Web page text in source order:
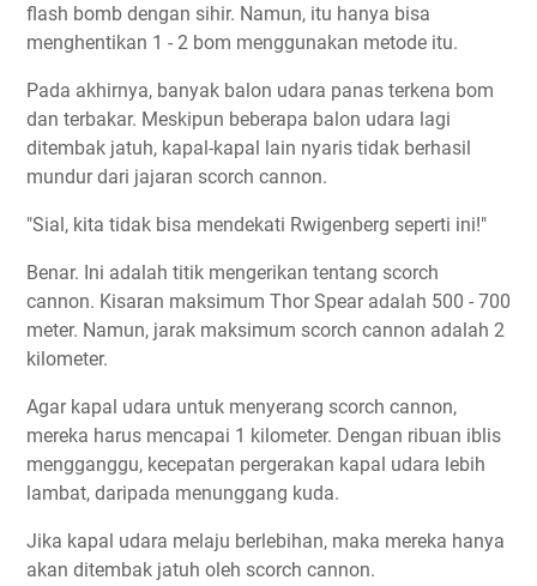
flash bomb dengan sihir. Namun, itu hanya bisa
menghentikan 1 - 2 bom menggunakan metode itu.
Pada akhirnya, banyak balon udara panas terkena bom
dan terbakar. Meskipun beberapa balon udara lagi
ditembak jatuh, kapal-kapal lain nyaris tidak berhasil
mundur dari jajaran scorch cannon.
"Sial, kita tidak bisa mendekati Rwigenberg seperti ini!"
Benar. Ini adalah titik mengerikan tentang scorch
cannon. Kisaran maksimum Thor Spear adalah 500 - 700
meter. Namun, jarak maksimum scorch cannon adalah 2
kilometer.
Agar kapal udara untuk menyerang scorch cannon,
mereka harus mencapai 1 kilometer. Dengan ribuan iblis
mengganggu, kecepatan pergerakan kapal udara lebih
lambat, daripada menunggang kuda.
Jika kapal udara melaju berlebihan, maka mereka hanya
akan ditembak jatuh oleh scorch cannon.